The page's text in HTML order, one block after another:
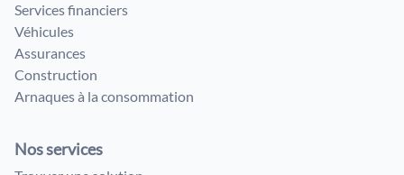
Services financiers
Véhicules
Assurances
Construction
Arnaques à la consommation
Nos services